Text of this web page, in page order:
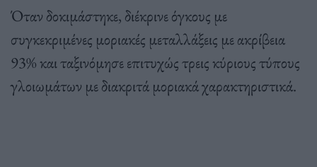
Όταν δοκιμάστηκε, διέκρινε όγκους με
συγκεκριμένες μοριακές μεταλλάξεις με ακρίβεια
93% και ταξινόμησε επιτυχώς τρεις κύριους τύπους
γλοιωμάτων με διακριτά μοριακά χαρακτηριστικά.